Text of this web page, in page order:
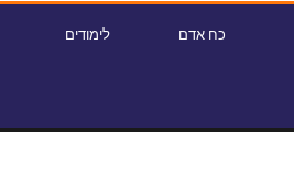
כח אדם לימודים